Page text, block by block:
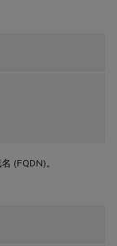
(FQDN)。